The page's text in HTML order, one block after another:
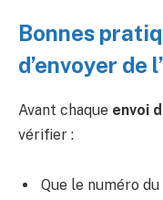
Bonnes
d’envoyer de
Avant chaque envoi
vérifier :
Que le numéro